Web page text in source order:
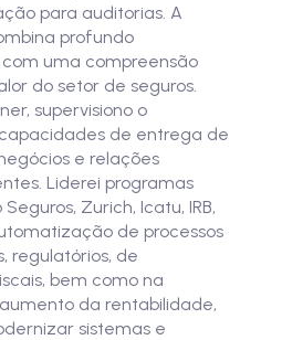
para auditorias. A
profundo
uma compreensão
do setor de seguros.
supervisiono o
de entrega de
e relações
Liderei programas
Zurich, Icatu, IRB,
de processos
regulatórios, de
bem como na
da rentabilidade,
sistemas e